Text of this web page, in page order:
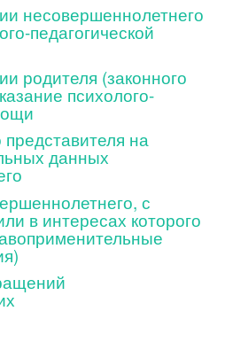
несовершеннолетнего
педагогической
родителя (законного
психолого-
на
данных
с
в интересах которого